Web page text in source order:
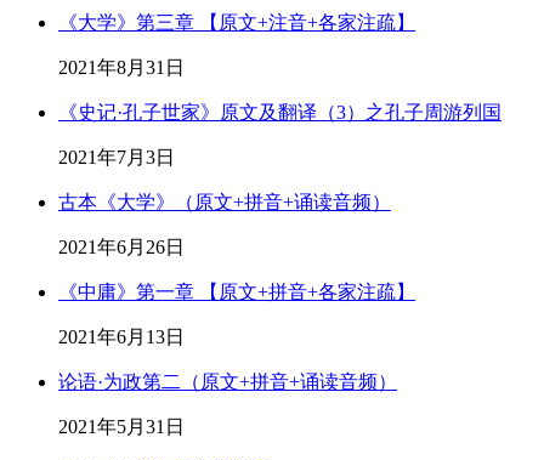
《大学》第三章 【原文+注音+各家注疏】
2021年8月31日
《史记·孔子世家》原文及翻译（3）之孔子周游列国
2021年7月3日
古本《大学》（原文+拼音+诵读音频）
2021年6月26日
《中庸》第一章 【原文+拼音+各家注疏】
2021年6月13日
论语·为政第二（原文+拼音+诵读音频）
2021年5月31日